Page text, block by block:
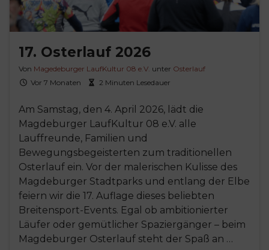
17. Osterlauf 2026
Von Magedeburger LaufKultur 08 e.V. unter Osterlauf
Vor 7 Monaten
2 Minuten Lesedauer
Am Samstag, den 4. April 2026, lädt die
Magdeburger LaufKultur 08 e.V. alle
Lauffreunde, Familien und
Bewegungsbegeisterten zum traditionellen
Osterlauf ein. Vor der malerischen Kulisse des
Magdeburger Stadtparks und entlang der Elbe
feiern wir die 17. Auflage dieses beliebten
Breitensport-Events. Egal ob ambitionierter
Läufer oder gemütlicher Spaziergänger – beim
Magdeburger Osterlauf steht der Spaß an …